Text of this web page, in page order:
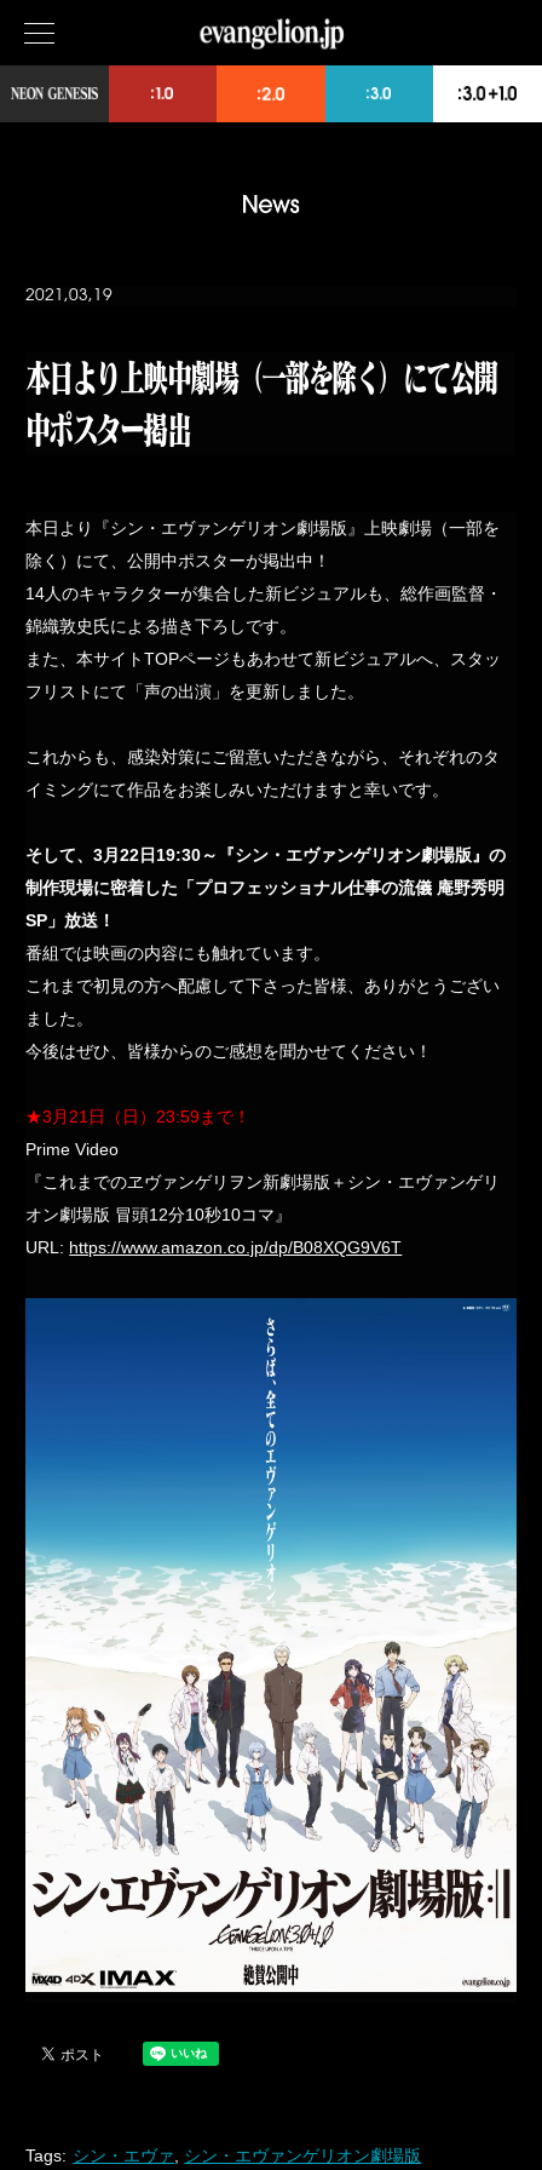
2021,03,19
本日より上映中劇場（一部を除く）にて公開
中ポスター掲出
本日より『シン・エヴァンゲリオン劇場版』上映劇場（一部を
除く）にて、公開中ポスターが掲出中！
14人のキャラクターが集合した新ビジュアルも、総作画監督・
錦織敦史氏による描き下ろしです。
また、本サイトTOPページもあわせて新ビジュアルへ、スタッ
フリストにて「声の出演」を更新しました。
これからも、感染対策にご留意いただきながら、それぞれのタ
イミングにて作品をお楽しみいただけますと幸いです。
そして、3月22日19:30～『シン・エヴァンゲリオン劇場版』の
制作現場に密着した「プロフェッショナル仕事の流儀 庵野秀明
SP」放送！
番組では映画の内容にも触れています。
これまで初見の方へ配慮して下さった皆様、ありがとうござい
ました。
今後はぜひ、皆様からのご感想を聞かせてください！
★3月21日（日）23:59まで！
Prime Video
『これまでのヱヴァンゲリヲン新劇場版＋シン・エヴァンゲリ
オン劇場版 冒頭12分10秒10コマ』
URL: https://www.amazon.co.jp/dp/B08XQG9V6T
Tags: シン・エヴァ, シン・エヴァンゲリオン劇場版